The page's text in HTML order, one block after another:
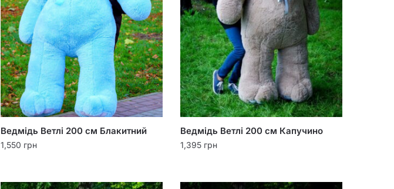
Ведмідь Ветлі 200 см Блакитний
1,550 грн
Ведмідь Ветлі 200 см Капучино
1,395 грн